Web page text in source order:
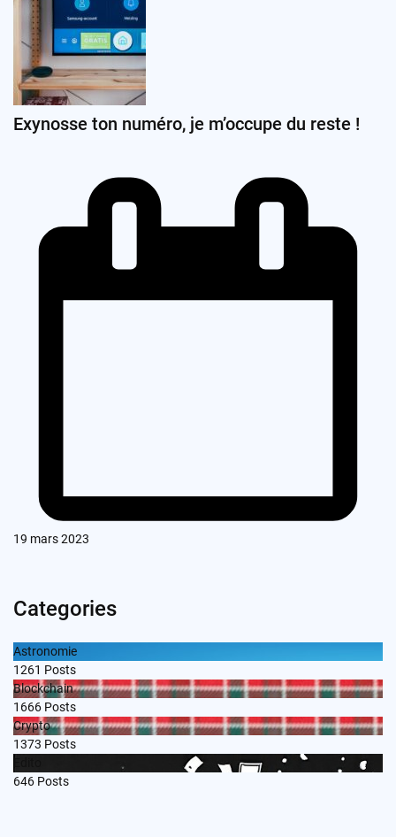
Exynosse ton numéro, je m’occupe du reste !
19 mars 2023
Categories
Astronomie
1261 Posts
Blockchain
1666 Posts
Crypto
1373 Posts
646 Posts